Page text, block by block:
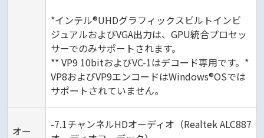
*インテル®UHDグラフィックスビルトインビ
ジュアルおよびVGA出力は、GPU統合プロセッ
サーでのみサポートされます。
** VP9 10bitおよびVC-1はデコード専用です。*
VP8およびVP9エンコードはWindows®OSでは
サポートされていません。
オー
-7.1チャンネルHDオーディオ（Realtek ALC887